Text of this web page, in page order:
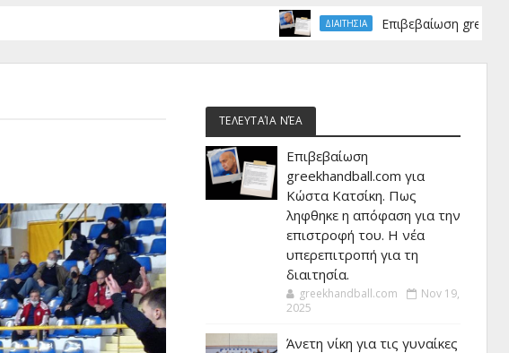
Επιβεβαίωση greekhandball.com για
ΤΕΛΕΥΤΑΊΑ ΝΈΑ
Επιβεβαίωση
greekhandball.com για
Κώστα Κατσίκη. Πως
ληφθηκε η απόφαση για την
επιστροφή του. Η νέα
υπερεπιτροπή για τη
διαιτησία.
greekhandball.com
Nov 19,
2025
Άνετη νίκη για τις γυναίκες